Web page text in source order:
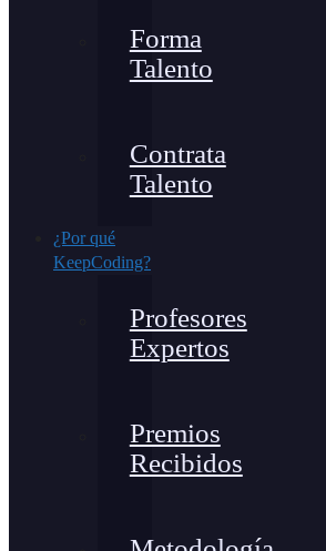
Forma
Talento
Contrata
Talento
¿Por qué
KeepCoding?
Profesores
Expertos
Premios
Recibidos